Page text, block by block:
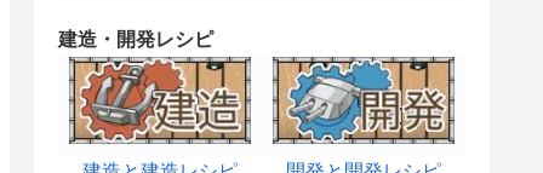
建造・開発レシピ